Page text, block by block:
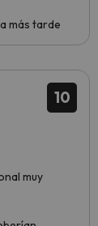
más tarde
10
muy